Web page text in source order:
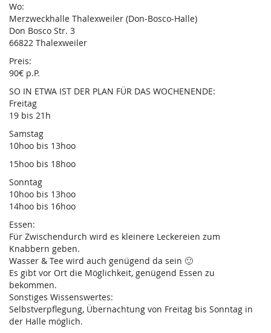
Wo:
Merzweckhalle Thalexweiler (Don-Bosco-Halle)
Don Bosco Str. 3
66822 Thalexweiler
Preis:
90€ p.P.
SO IN ETWA IST DER PLAN FÜR DAS WOCHENENDE:
Freitag
19 bis 21h
Samstag
10hoo bis 13hoo
15hoo bis 18hoo
Sonntag
10hoo bis 13hoo
14hoo bis 16hoo
Essen:
Für Zwischendurch wird es kleinere Leckereien zum
Knabbern geben.
Wasser & Tee wird auch genügend da sein 🙂
Es gibt vor Ort die Möglichkeit, genügend Essen zu
bekommen.
Sonstiges Wissenswertes:
Selbstverpflegung, Übernachtung von Freitag bis Sonntag in
der Halle möglich.